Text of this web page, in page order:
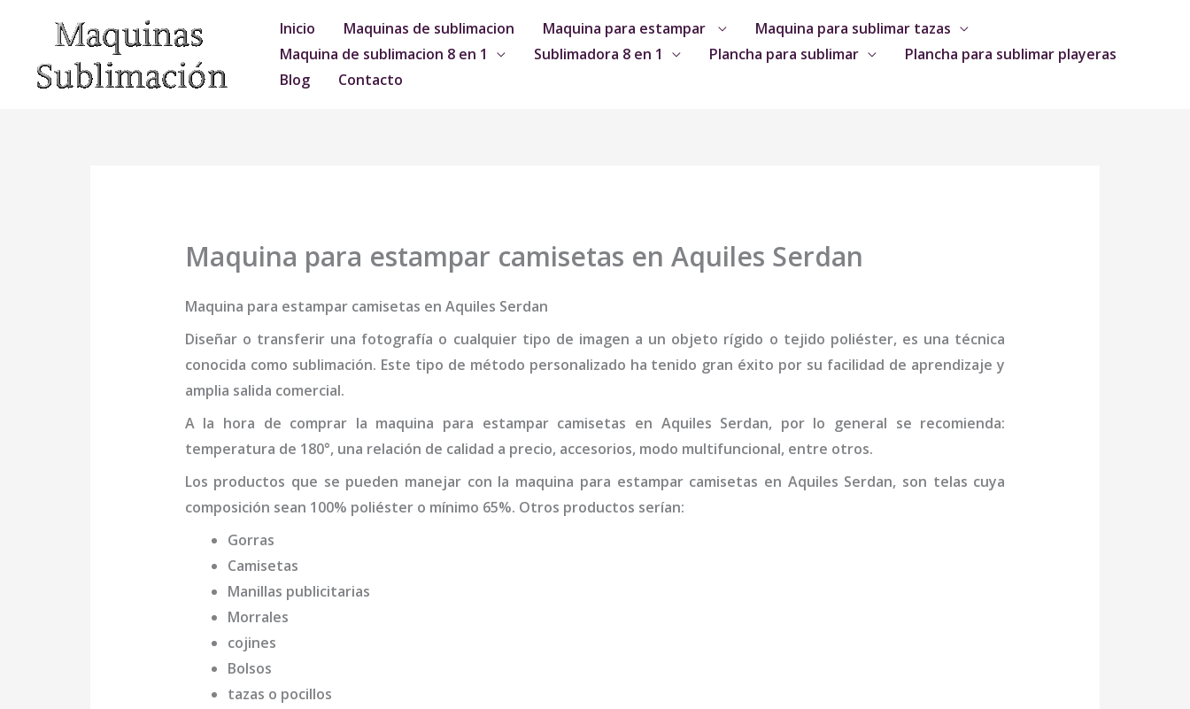
contenido
Inicio Maquinas de sublimacion Maquina para estampar
Maquina para sublimar tazas
Maquina de sublimacion 8 en 1
Sublimadora 8 en 1 Plancha para sublimar
Plancha para sublimar playeras
Blog
Contacto
Maquina para estampar camisetas en Aquiles Serdan
Maquina para estampar camisetas en Aquiles Serdan
Diseñar o transferir una fotografía o cualquier tipo de imagen a un objeto rígido o tejido poliéster, es una técnica
conocida como sublimación. Este tipo de método personalizado ha tenido gran éxito por su facilidad de aprendizaje y
amplia salida comercial.
A la hora de comprar la maquina para estampar camisetas en Aquiles Serdan, por lo general se recomienda:
temperatura de 180°, una relación de calidad a precio, accesorios, modo multifuncional, entre otros.
Los productos que se pueden manejar con la maquina para estampar camisetas en Aquiles Serdan, son telas cuya
composición sean 100% poliéster o mínimo 65%. Otros productos serían:
Gorras
Camisetas
Manillas publicitarias
Morrales
cojines
Bolsos
tazas o pocillos